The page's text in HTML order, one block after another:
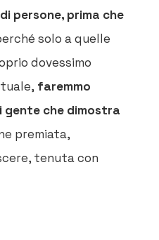
persone, prima che
solo a quelle
dovessimo
faremmo
gente che dimostra
premiata,
tenuta con